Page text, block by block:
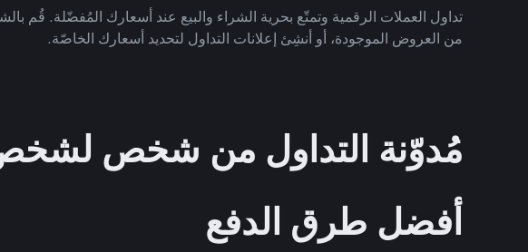
تداول العملات الرقمية وتمتّع بحرية الشراء والبيع عند أسعارك المُفضّلة. قُم
من العروض الموجودة، أو أنشِئ إعلانات التداول لتحديد أسعارك الخاصّة.
مُدوّنة التداول من شخص
أفضل طرق الدفع